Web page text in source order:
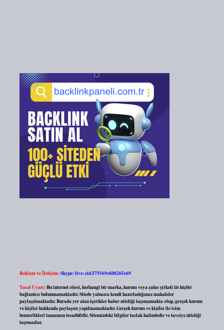
Reklam ve İletişim:Skype: live:.cid.575569c608265c69
Yasal Uyarı:Bu internet sitesi, herhangi bir marka, kurum veya şahıs şirketi ile hiçbir
bağlantısı bulunmamaktadır. Sitede yalnızca kendi hazırladığımız makaleler
paylaşılmaktadır. Burada yer alan içerikler haber niteliği taşımamakta olup, gerçek kurum
ve kişiler hakkında paylaşım yapılmamaktadır. Gerçek kurum ve kişiler ile isim
benzerlikleri tamamen tesadüfidir. Sitemizdeki bilgiler taslak halindedir ve tavsiye niteliği
taşımazlar.